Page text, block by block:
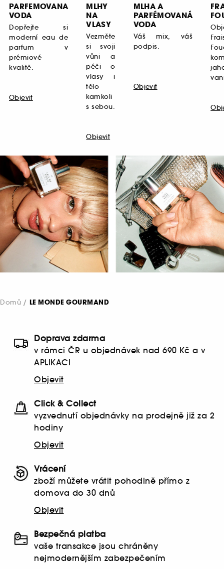
PARFEMOVANA
VODA
Dopřejte si
moderní eau de
parfum v
prémiové
kvalitě.
Objevit
MLHY
NA
VLASY
Vezměte
si svoji
vůni a
péči o
vlasy i
tělo
kamkoli
s sebou.
Objevit
MLHA A
PARFÉMOVANÁ
VODA
Váš mix, váš
podpis.
Objevit
Domů LE MONDE GOURMAND
Doprava zdarma
v rámci ČR u objednávek nad 690 Kč a v
APLIKACI
Objevit
Click & Collect
vyzvednutí objednávky na prodejně již za 2
hodiny
Objevit
Vrácení
zboží můžete vrátit pohodlně přímo z
domova do 30 dnů
Objevit
Bezpečná platba
vaše transakce jsou chráněny
nejmodernějším zabezpečením